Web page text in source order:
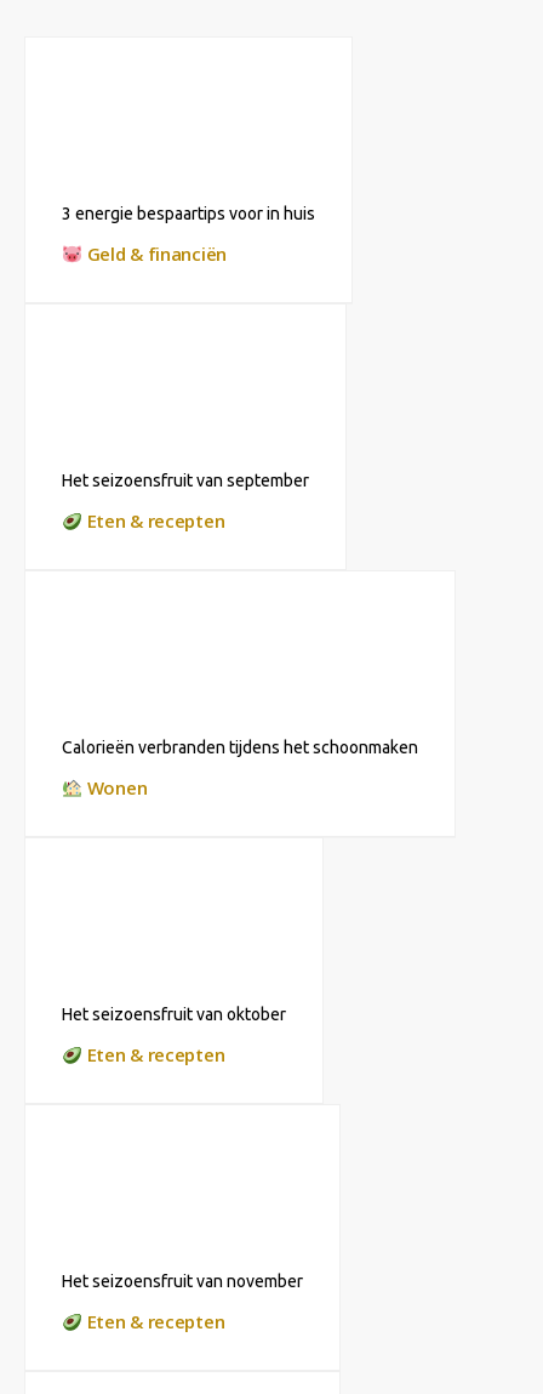
3 energie bespaartips voor in huis
Geld & financiën
Het seizoensfruit van september
Eten & recepten
Calorieën verbranden tijdens het schoonmaken
Wonen
Het seizoensfruit van oktober
Eten & recepten
Het seizoensfruit van november
Eten & recepten